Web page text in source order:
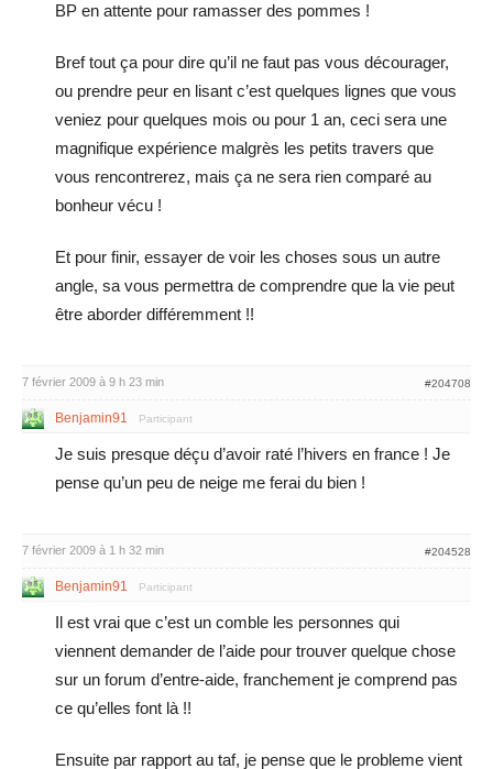
BP en attente pour ramasser des pommes !
Bref tout ça pour dire qu’il ne faut pas vous décourager,
ou prendre peur en lisant c’est quelques lignes que vous
veniez pour quelques mois ou pour 1 an, ceci sera une
magnifique expérience malgrès les petits travers que
vous rencontrerez, mais ça ne sera rien comparé au
bonheur vécu !
Et pour finir, essayer de voir les choses sous un autre
angle, sa vous permettra de comprendre que la vie peut
être aborder différemment !!
7 février 2009 à 9 h 23 min #204708
Benjamin91 Participant
Je suis presque déçu d’avoir raté l’hivers en france ! Je
pense qu’un peu de neige me ferai du bien !
7 février 2009 à 1 h 32 min #204528
Benjamin91 Participant
Il est vrai que c’est un comble les personnes qui
viennent demander de l’aide pour trouver quelque chose
sur un forum d’entre-aide, franchement je comprend pas
ce qu’elles font là !!
Ensuite par rapport au taf, je pense que le probleme vient